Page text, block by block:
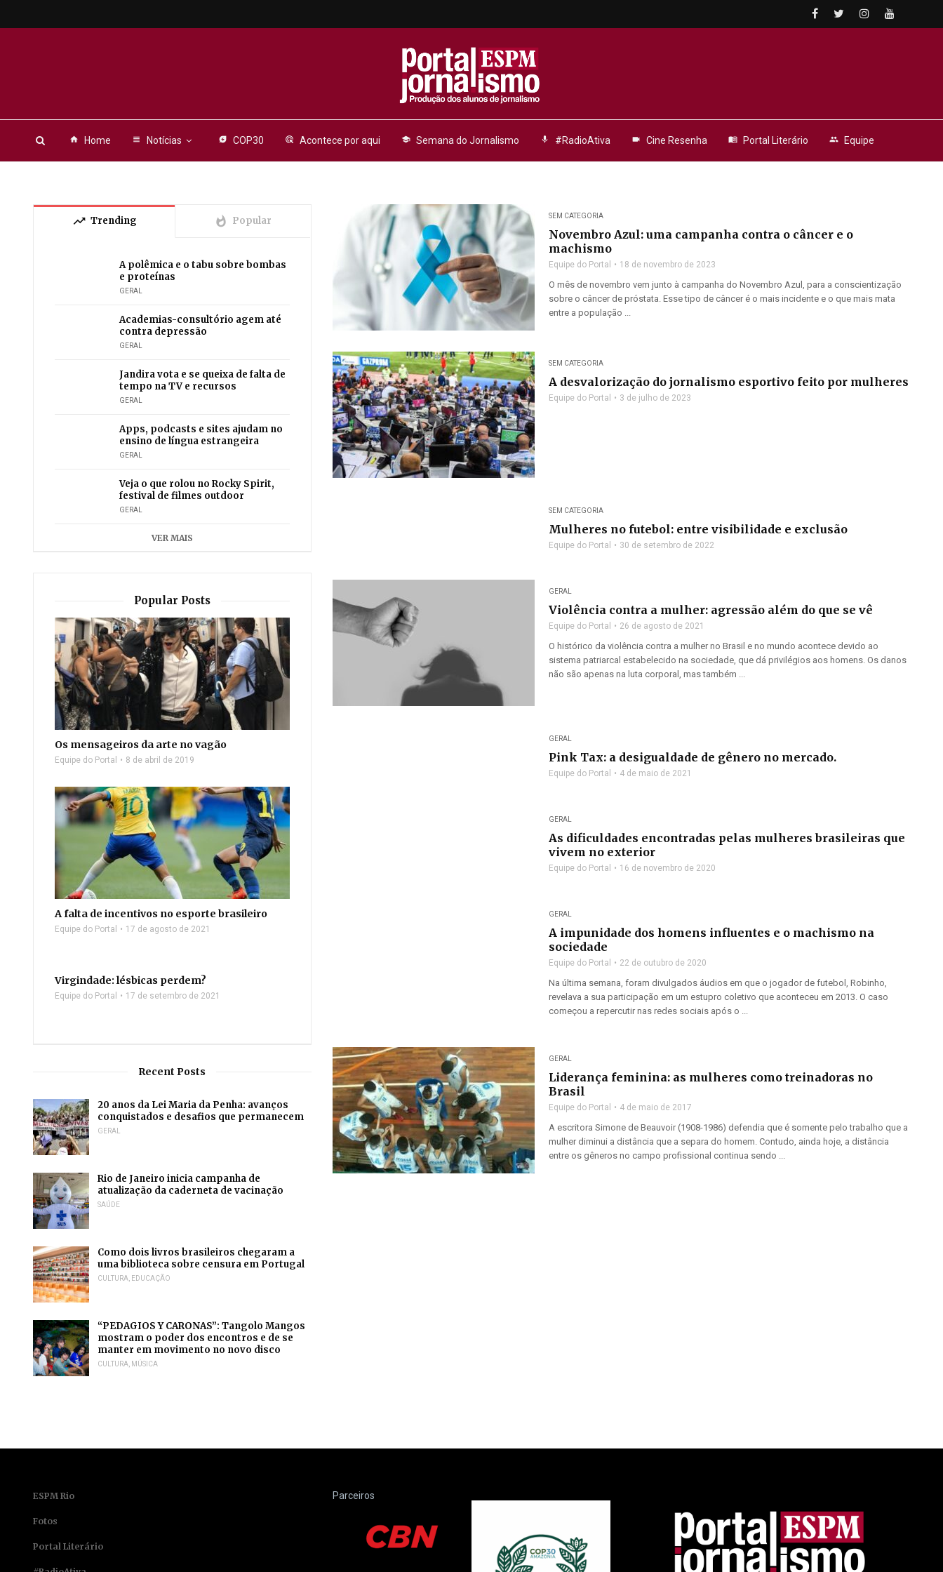
home Home view_headline Notícias energy_savings_leaf COP30 ads_click Acontece por aqui school Semana do Jornalismo mic #RadioAtiva videocam Cine Resenha menu_book Portal Literário people Equipe
SEM CATEGORIA
Novembro Azul: uma campanha contra o câncer e o
machismo
Equipe do Portal 18 de novembro de 2023
O mês de novembro vem junto à campanha do Novembro Azul, para a conscientização
sobre o câncer de próstata. Esse tipo de câncer é o mais incidente e o que mais mata
entre a população ...
SEM CATEGORIA
A desvalorização do jornalismo esportivo feito por mulheres
Equipe do Portal 3 de julho de 2023
SEM CATEGORIA
Mulheres no futebol: entre visibilidade e exclusão
Equipe do Portal 30 de setembro de 2022
GERAL
Violência contra a mulher: agressão além do que se vê
Equipe do Portal 26 de agosto de 2021
O histórico da violência contra a mulher no Brasil e no mundo acontece devido ao
sistema patriarcal estabelecido na sociedade, que dá privilégios aos homens. Os danos
não são apenas na luta corporal, mas também ...
GERAL
Pink Tax: a desigualdade de gênero no mercado.
Equipe do Portal 4 de maio de 2021
GERAL
As dificuldades encontradas pelas mulheres brasileiras que
vivem no exterior
Equipe do Portal 16 de novembro de 2020
GERAL
A impunidade dos homens influentes e o machismo na
sociedade
Equipe do Portal 22 de outubro de 2020
Na última semana, foram divulgados áudios em que o jogador de futebol, Robinho,
revelava a sua participação em um estupro coletivo que aconteceu em 2013. O caso
começou a repercutir nas redes sociais após o ...
GERAL
Liderança feminina: as mulheres como treinadoras no
Brasil
Equipe do Portal 4 de maio de 2017
A escritora Simone de Beauvoir (1908-1986) defendia que é somente pelo trabalho que a
mulher diminui a distância que a separa do homem. Contudo, ainda hoje, a distância
entre os gêneros no campo profissional continua sendo ...
trending_up Trending whatshot Popular
A polêmica e o tabu sobre bombas
e proteínas
GERAL
Academias-consultório agem até
contra depressão
GERAL
Jandira vota e se queixa de falta de
tempo na TV e recursos
GERAL
Apps, podcasts e sites ajudam no
ensino de língua estrangeira
GERAL
Veja o que rolou no Rocky Spirit,
festival de filmes outdoor
GERAL
VER MAIS
Popular Posts
Os mensageiros da arte no vagão
Equipe do Portal 8 de abril de 2019
A falta de incentivos no esporte brasileiro
Equipe do Portal 17 de agosto de 2021
Virgindade: lésbicas perdem?
Equipe do Portal 17 de setembro de 2021
Recent Posts
20 anos da Lei Maria da Penha: avanços
conquistados e desafios que permanecem
GERAL
Rio de Janeiro inicia campanha de
atualização da caderneta de vacinação
SAÚDE
Como dois livros brasileiros chegaram a
uma biblioteca sobre censura em Portugal
CULTURA EDUCAÇÃO
“PEDAGIOS Y CARONAS”: Tangolo Mangos
mostram o poder dos encontros e de se
manter em movimento no novo disco
CULTURA MÚSICA
ESPM Rio
Fotos
Portal Literário
Parceiros